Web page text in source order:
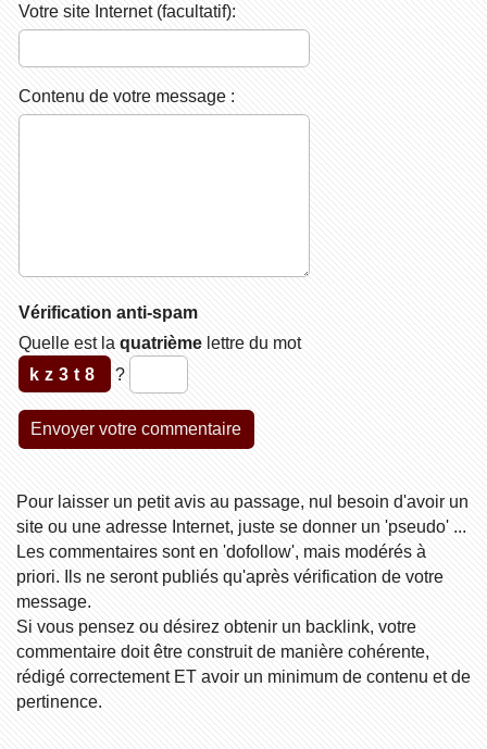
Votre site Internet (facultatif):
Contenu de votre message :
Vérification anti-spam
Quelle est la quatrièmelettre du mot
kz3t8
?
Pour laisser un petit avis au passage, nul besoin d'avoir un
site ou une adresse Internet, juste se donner un 'pseudo' ...
Les commentaires sont en 'dofollow', mais modérés à
priori. Ils ne seront publiés qu'après vérification de votre
message.
Si vous pensez ou désirez obtenir un backlink, votre
commentaire doit être construit de manière cohérente,
rédigé correctement ET avoir un minimum de contenu et de
pertinence.